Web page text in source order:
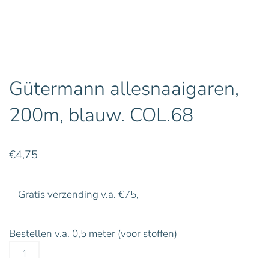
Gütermann allesnaaigaren,
200m, blauw. COL.68
€4,75
Gratis verzending v.a. €75,-
Bestellen v.a. 0,5 meter (voor stoffen)